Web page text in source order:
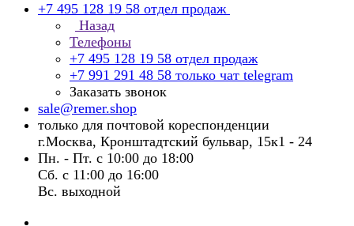
+7 495 128 19 58 отдел продаж
Назад
Телефоны
+7 495 128 19 58 отдел продаж
+7 991 291 48 58 только чат telegram
Заказать звонок
sale@remer.shop
только для почтовой кореспонденции
г.Москва, Кронштадтский бульвар, 15к1 - 24
Пн. - Пт. с 10:00 до 18:00
Сб. с 11:00 до 16:00
Вс. выходной